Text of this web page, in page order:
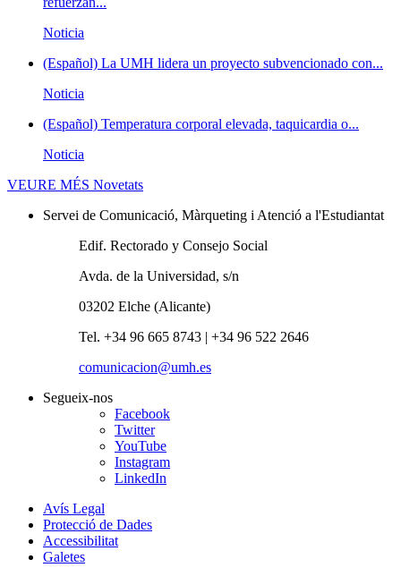
Noticia
(Español) La UMH lidera un proyecto subvencionado con...
Noticia
(Español) Temperatura corporal elevada, taquicardia o...
Noticia
VEURE MÉS Novetats
Servei de Comunicació, Màrqueting i Atenció a l'Estudiantat
Edif. Rectorado y Consejo Social
Avda. de la Universidad, s/n
03202 Elche (Alicante)
Tel. +34 96 665 8743 | +34 96 522 2646
comunicacion@umh.es
Segueix-nos
Facebook
Twitter
YouTube
Instagram
LinkedIn
Avís Legal
Protecció de Dades
Accessibilitat
Galetes